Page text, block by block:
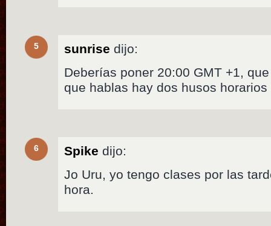
5 sunrise dijo:
Deberías poner 20:00 GMT +1,
que hablas hay dos husos horarios
6 Spike dijo:
Jo Uru, yo tengo clases por las
hora.